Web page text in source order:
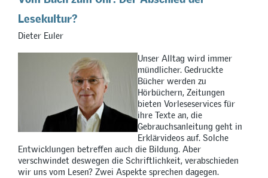
Lesekultur?
Dieter Euler
Unser Alltag wird immer
mündlicher. Gedruckte
Bücher werden zu
Hörbüchern, Zeitungen
bieten Vorleseservices für
ihre Texte an, die
Gebrauchsanleitung geht in
Erklärvideos auf. Solche
Entwicklungen betreffen auch die Bildung. Aber
verschwindet deswegen die Schriftlichkeit, verabschieden
wir uns vom Lesen? Zwei Aspekte sprechen dagegen.